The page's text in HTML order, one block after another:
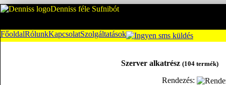
Denniss féle Sufnibót
FőoldalRólunkKapcsolatSzolgáltatások
Szerver alkatrész (104 termék)
Rendezés: